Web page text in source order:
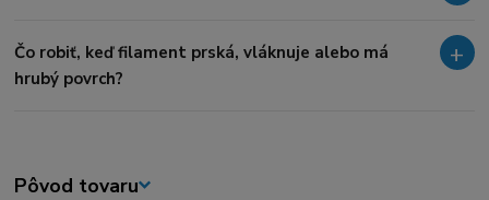
Čo robiť, keď filament prská, vláknuje alebo má
hrubý povrch?
Pôvod tovaru